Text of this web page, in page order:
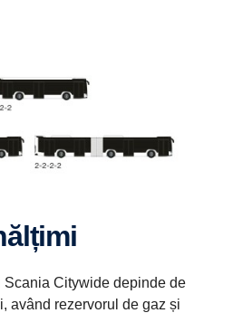
Scania Citywide depinde de
având rezervorul de gaz și